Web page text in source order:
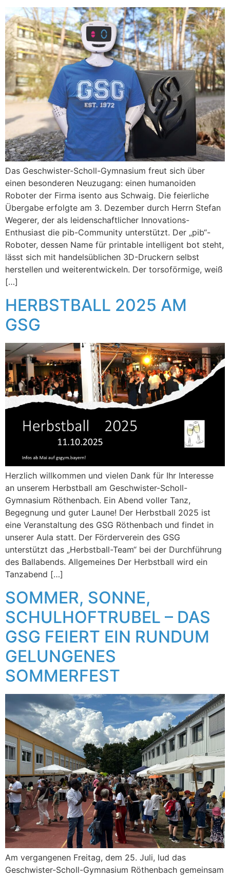
Das Geschwister-Scholl-Gymnasium freut sich über
einen besonderen Neuzugang: einen humanoiden
Roboter der Firma isento aus Schwaig. Die feierliche
Übergabe erfolgte am 3. Dezember durch Herrn Stefan
Wegerer, der als leidenschaftlicher Innovations-
Enthusiast die pib-Community unterstützt. Der „pib“-
Roboter, dessen Name für printable intelligent bot steht,
lässt sich mit handelsüblichen 3D-Druckern selbst
herstellen und weiterentwickeln. Der torsoförmige, weiß
[…]
HERBSTBALL 2025 AM
GSG
Herzlich willkommen und vielen Dank für Ihr Interesse
an unserem Herbstball am Geschwister-Scholl-
Gymnasium Röthenbach. Ein Abend voller Tanz,
Begegnung und guter Laune! Der Herbstball 2025 ist
eine Veranstaltung des GSG Röthenbach und findet in
unserer Aula statt. Der Förderverein des GSG
unterstützt das „Herbstball-Team“ bei der Durchführung
des Ballabends. Allgemeines Der Herbstball wird ein
Tanzabend […]
SOMMER, SONNE,
SCHULHOFTRUBEL – DAS
GSG FEIERT EIN RUNDUM
GELUNGENES
SOMMERFEST
Am vergangenen Freitag, dem 25. Juli, lud das
Geschwister-Scholl-Gymnasium Röthenbach gemeinsam